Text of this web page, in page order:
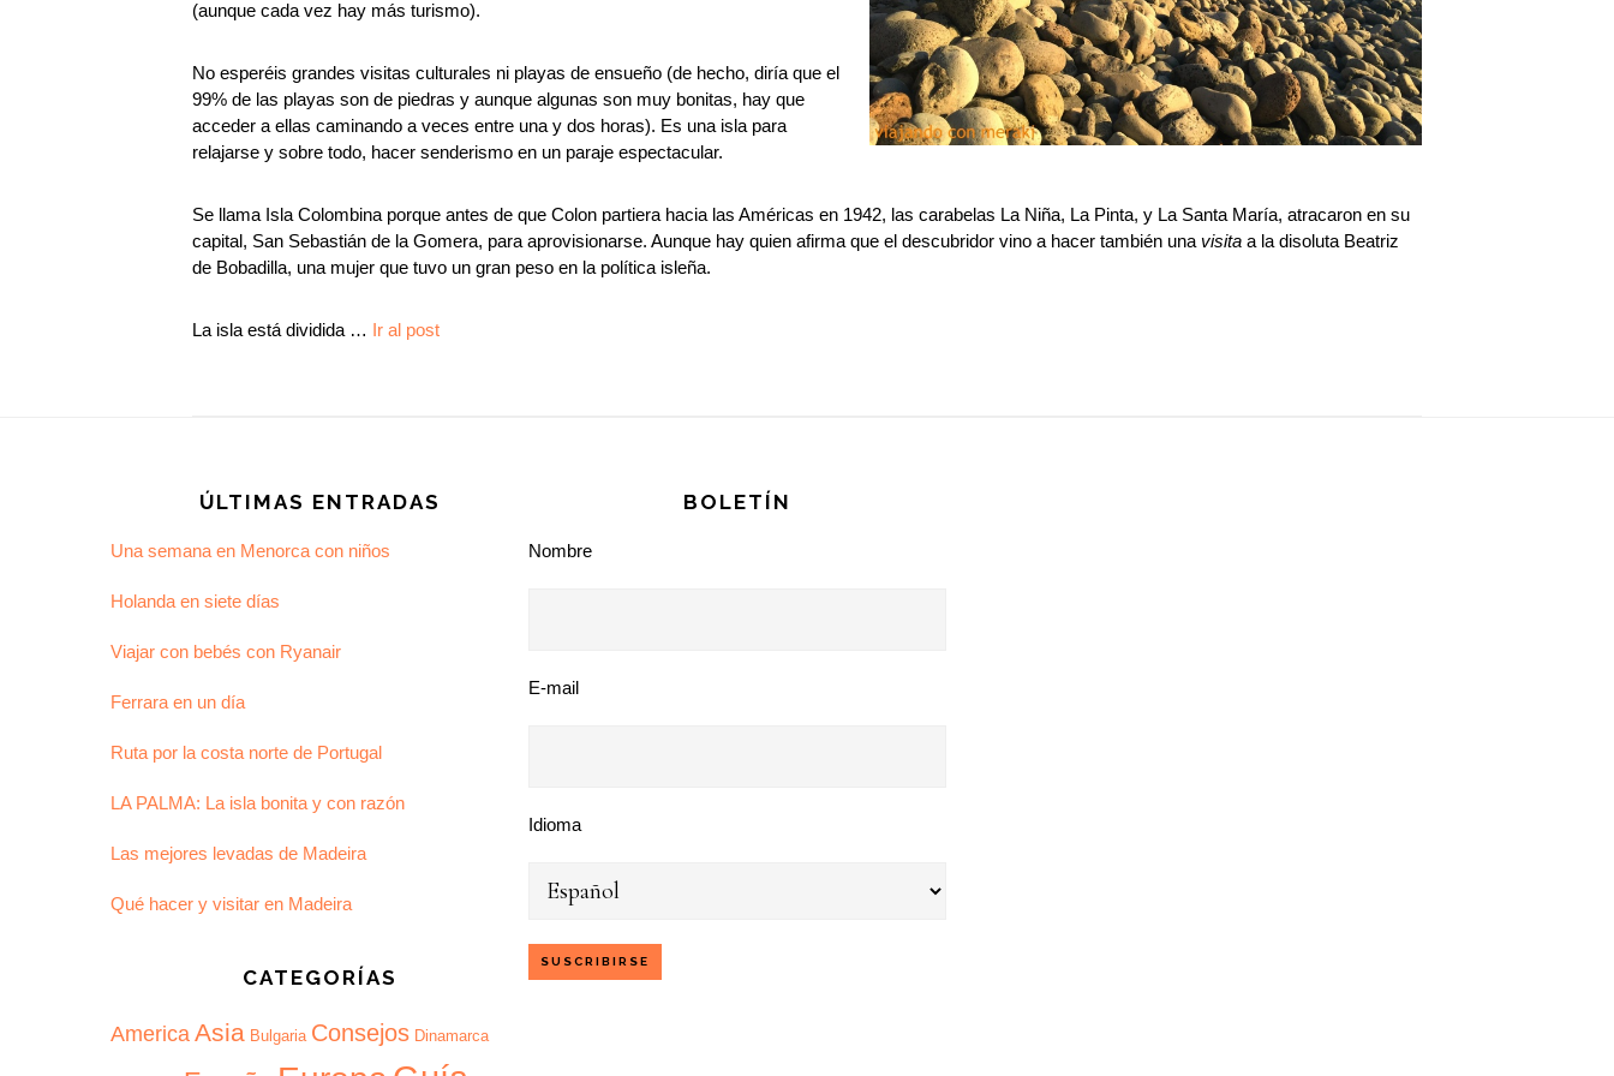
(aunque cada vez hay más turismo).
No esperéis grandes visitas culturales ni playas de ensueño (de hecho, diría que el
99% de las playas son de piedras y aunque algunas son muy bonitas, hay que
acceder a ellas caminando a veces entre una y dos horas). Es una isla para
relajarse y sobre todo, hacer senderismo en un paraje espectacular.
Se llama Isla Colombina porque antes de que Colon partiera hacia las Américas en 1942, las carabelas La Niña, La Pinta, y La Santa María, atracaron en su
capital, San Sebastián de la Gomera, para aprovisionarse. Aunque hay quien afirma que el descubridor vino a hacer también una visita a la disoluta Beatriz
de Bobadilla, una mujer que tuvo un gran peso en la política isleña.
La isla está dividida … Ir al post
ÚLTIMAS ENTRADAS
Una semana en Menorca con niños
Holanda en siete días
Viajar con bebés con Ryanair
Ferrara en un día
Ruta por la costa norte de Portugal
LA PALMA: La isla bonita y con razón
Las mejores levadas de Madeira
Qué hacer y visitar en Madeira
CATEGORÍAS
America Asia Bulgaria Consejos Dinamarca
BOLETÍN
Nombre
E-mail
Idioma